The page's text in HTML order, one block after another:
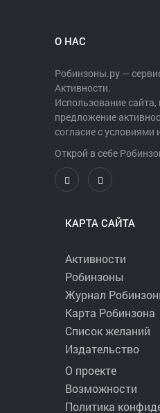
О НАС
Робинзоны.ру —
Активности.
Использование сайта,
предложение
согласие с условиями
Открой в себе
КАРТА САЙТА
Активности
Робинзоны
Журнал
Карта Робинзона
Список желаний
Издательство
О проекте
Возможности
Политика